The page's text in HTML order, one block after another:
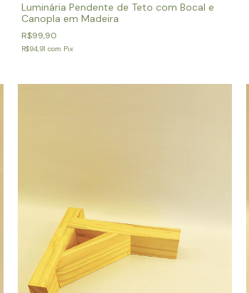
Luminária Pendente de Teto com Bocal e
Canopla em Madeira
R$99,90
R$94,91 com Pix